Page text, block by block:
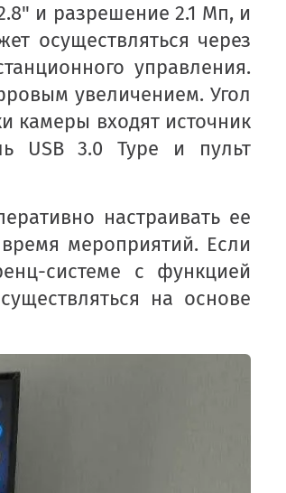
и разрешение 2.1 Мп, и
осуществляться через
управления.
увеличением. Угол
камеры входят источник
USB 3.0 Type и пульт
настраивать ее
мероприятий. Если
системе с функцией
на основе